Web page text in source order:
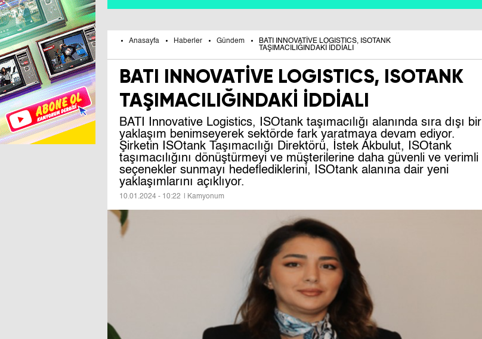
Anasayfa Haberler Gündem
BATI INNOVATİVE LOGISTICS, ISOTANK
TAŞIMACILIĞINDAKİ İDDİALI
BATI INNOVATİVE LOGISTICS, ISOTANK
TAŞIMACILIĞINDAKİ İDDİALI
BATI Innovative Logistics, ISOtank taşımacılığı alanında sıra dışı bir
yaklaşım benimseyerek sektörde fark yaratmaya devam ediyor.
Şirketin ISOtank Taşımacılığı Direktörü, İstek Akbulut, ISOtank
taşımacılığını dönüştürmeyi ve müşterilerine daha güvenli ve verimli
seçenekler sunmayı hedeflediklerini, ISOtank alanına dair yeni
yaklaşımlarını açıklıyor.
10.01.2024 - 10:22 | Kamyonum